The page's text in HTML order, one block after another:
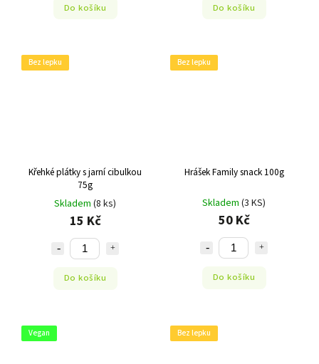
Do košíku Do košíku
Bez lepku
Křehké plátky s jarní cibulkou
75g
Skladem (8 ks)
15 Kč
Do košíku
Bez lepku
Hrášek Family snack 100g
Skladem (3 KS)
50 Kč
Do košíku
Vegan Bez lepku